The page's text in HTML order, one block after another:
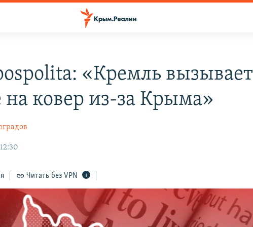
«Кремль вызывает
на ковер из-за Крыма»
Читать без VPN